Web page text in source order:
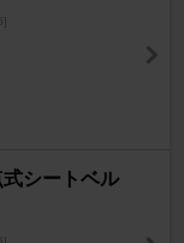
シートベル